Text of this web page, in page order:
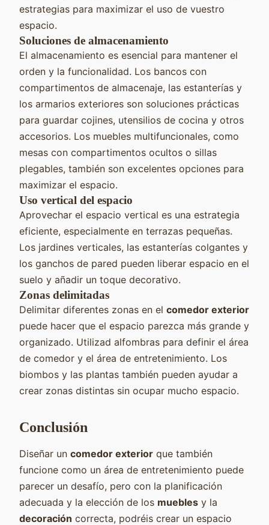
estrategias para maximizar el uso de vuestro
espacio.
Soluciones de almacenamiento
El almacenamiento es esencial para mantener el
orden y la funcionalidad. Los bancos con
compartimentos de almacenaje, las estanterías y
los armarios exteriores son soluciones prácticas
para guardar cojines, utensilios de cocina y otros
accesorios. Los muebles multifuncionales, como
mesas con compartimentos ocultos o sillas
plegables, también son excelentes opciones para
maximizar el espacio.
Uso vertical del espacio
Aprovechar el espacio vertical es una estrategia
eficiente, especialmente en terrazas pequeñas.
Los jardines verticales, las estanterías colgantes y
los ganchos de pared pueden liberar espacio en el
suelo y añadir un toque decorativo.
Zonas delimitadas
Delimitar diferentes zonas en el comedor exterior
puede hacer que el espacio parezca más grande y
organizado. Utilizad alfombras para definir el área
de comedor y el área de entretenimiento. Los
biombos y las plantas también pueden ayudar a
crear zonas distintas sin ocupar mucho espacio.
Conclusión
Diseñar un comedor exterior que también
funcione como un área de entretenimiento puede
parecer un desafío, pero con la planificación
adecuada y la elección de los muebles y la
decoración correcta, podréis crear un espacio